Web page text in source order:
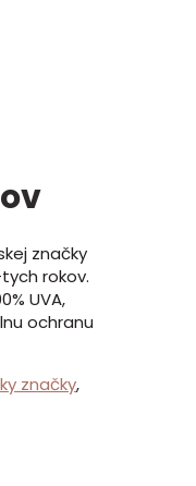
značky
rokov.
UVA,
ochranu
značky,